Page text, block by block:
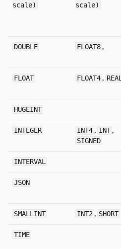
约束
scale)
scale)
DOUBLE FLOAT8,
FLOAT FLOAT4, REAL
HUGEINT
INTEGER INT4, INT,
SIGNED
INTERVAL
JSON
SMALLINT INT2 , SHORT
TIME